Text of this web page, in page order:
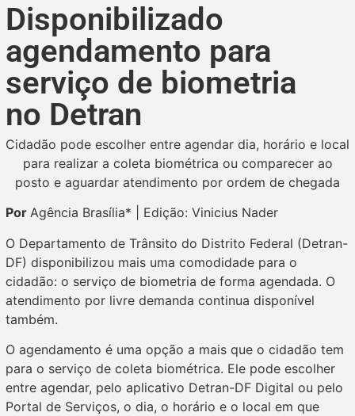
Disponibilizado
agendamento para
serviço de biometria
no Detran
Cidadão pode escolher entre agendar dia, horário e local
para realizar a coleta biométrica ou comparecer ao
posto e aguardar atendimento por ordem de chegada
Por Agência Brasília* | Edição: Vinicius Nader
O Departamento de Trânsito do Distrito Federal (Detran-
DF) disponibilizou mais uma comodidade para o
cidadão: o serviço de biometria de forma agendada. O
atendimento por livre demanda continua disponível
também.
O agendamento é uma opção a mais que o cidadão tem
para o serviço de coleta biométrica. Ele pode escolher
entre agendar, pelo aplicativo Detran-DF Digital ou pelo
Portal de Serviços, o dia, o horário e o local em que